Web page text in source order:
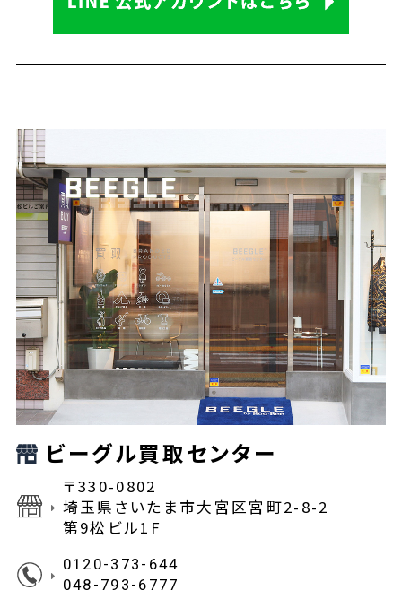
ビーグル買取センター
〒330-0802
埼玉県さいたま市大宮区宮町2-8-2
第9松ビル1F
0120-373-644
048-793-6777